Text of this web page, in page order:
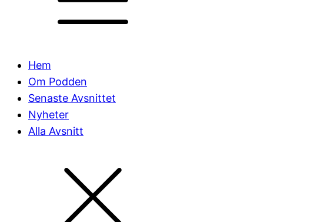
Hem
Om Podden
Senaste Avsnittet
Nyheter
Alla Avsnitt